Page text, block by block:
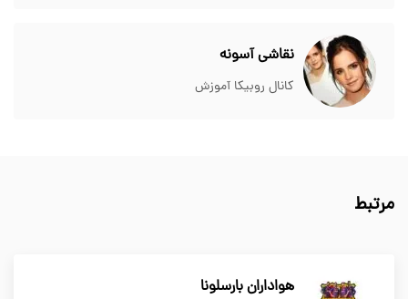
نقاشی آسونه
کانال روبیکا آموزش
مرتبط
هواداران بارسلونا